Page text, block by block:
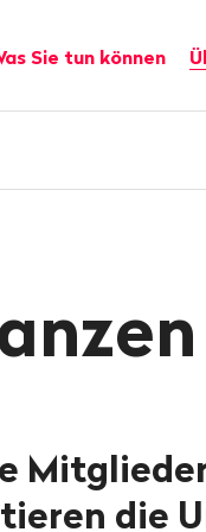
Sie tun können
die